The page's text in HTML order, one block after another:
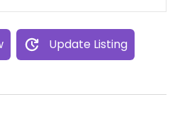
Update Listing